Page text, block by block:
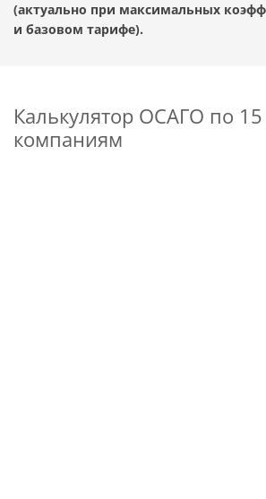
(актуально при максимальных
и базовом тарифе).
Калькулятор ОСАГО по
компаниям